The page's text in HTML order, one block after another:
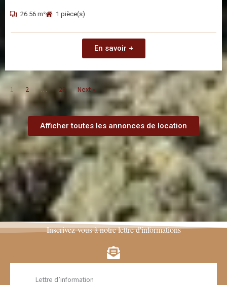
26.56 m² 1 pièce(s)
En savoir +
1 2 … 28 Next »
Afficher toutes les annonces de location
Inscrivez-vous à notre lettre d'informations
Lettre d’information